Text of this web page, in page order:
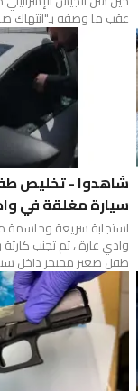
عقب ما وصفه بـ"انتهاك
شاهدوا - تخليص
سيارة مغلقة في
استجابة سريعة
وادي عارة ، تم تجنب
طفل صغير محتجز داخل